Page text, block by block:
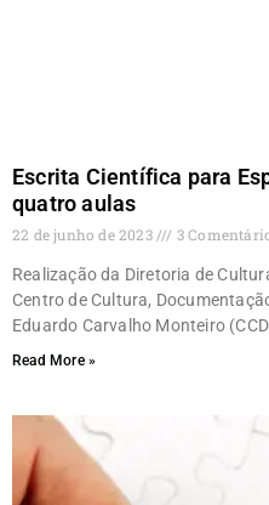
Escrita Científica para
quatro aulas
22 de junho de 2023 3
Realização da Diretoria de
Centro de Cultura,
Eduardo Carvalho Monteiro
Read More »